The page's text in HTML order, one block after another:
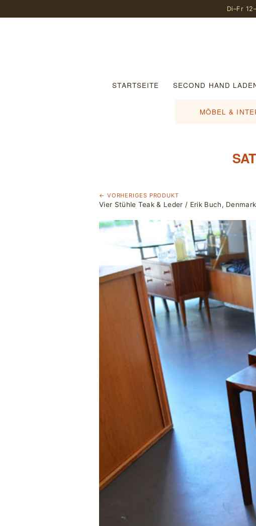
Di–Fr
STARTSEITE SECOND HAND
MÖBEL &
← VORHERIGES PRODUKT
Vier Stühle Teak & Leder / Erik Buch, Denmark